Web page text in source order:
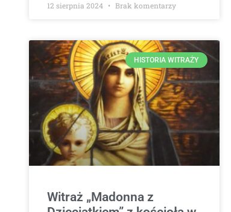
12 sierpnia 2024 Brak komentarzy
HISTORIA WITRAŻY
Witraż „Madonna z